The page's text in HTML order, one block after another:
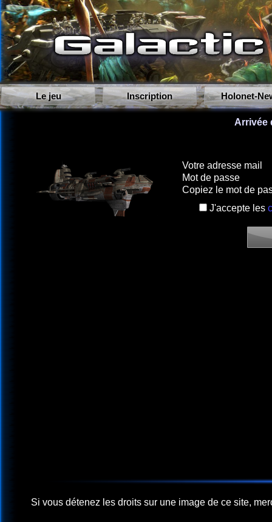
Le jeu Inscription Holonet-
Arrivée
Votre adresse mail
Mot de passe
Copiez le mot de
J'accepte les
Si vous détenez les droits sur une image de ce site,